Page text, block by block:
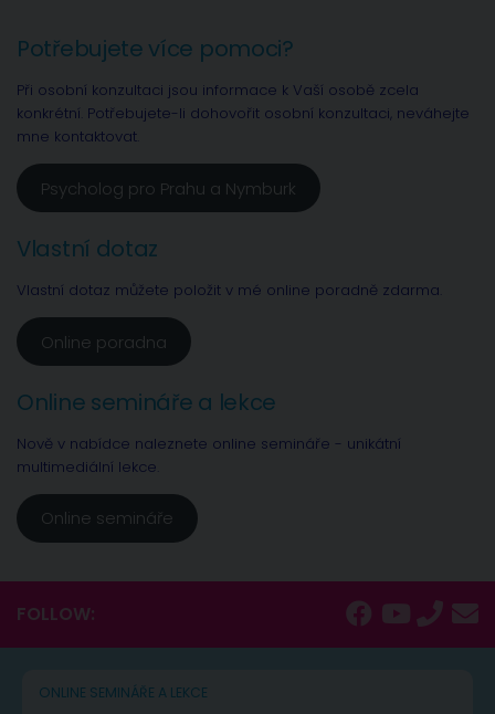
Potřebujete více pomoci?
Při osobní konzultaci jsou informace k Vaší osobě zcela
konkrétní. Potřebujete-li dohovořit osobní konzultaci, neváhejte
mne kontaktovat.
Psycholog pro Prahu a Nymburk
Vlastní dotaz
Vlastní dotaz můžete položit v mé online poradně zdarma.
Online poradna
Online semináře a lekce
Nově v nabídce naleznete online semináře - unikátní
multimediální lekce.
Online semináře
FOLLOW:
ONLINE SEMINÁŘE A LEKCE